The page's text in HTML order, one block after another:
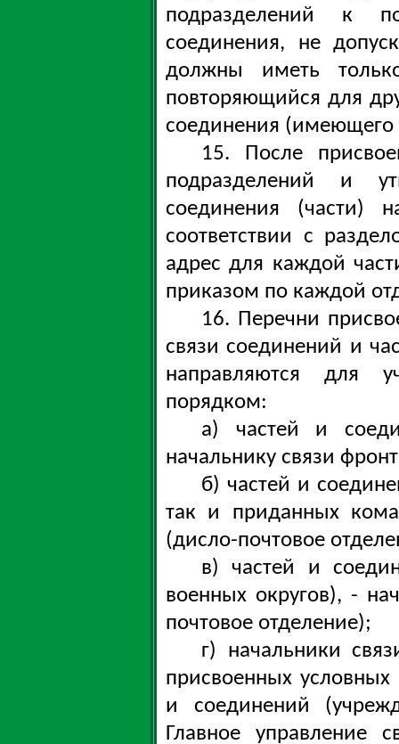
подразделений к
соединения, не
должны иметь
повторяющийся для
соединения (имеющего
15. После
подразделений и
соединения (части)
соответствии с
адрес для каждой
приказом по каждой
16. Перечни
связи соединений и
направляются для
порядком:
а) частей и
начальнику связи
б) частей и
так и приданных
(дисло-почтовое
в) частей и
военных округов), -
почтовое отделение);
г) начальники
присвоенных
и соединений
Главное управление